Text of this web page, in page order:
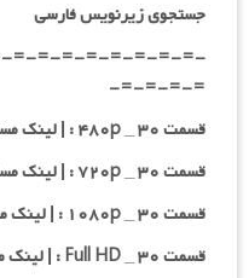
جستجوی زیرنویس فارسی
=-=-=-=-=-=-=-=-
=-=-=-=-
قسمت ۳۰ _ ۴۸۰p : | لینک مستقیم |
قسمت ۳۰ _ ۷۲۰p : | لینک مستقیم |
قسمت ۳۰ _ ۱۰۸۰p : | لینک مستقیم |
قسمت ۳۰ _ Full HD : | لینک مستقیم |